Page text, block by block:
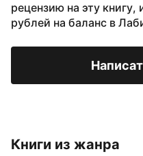
рецензию на эту
рублей на баланс в
Книги из жанра